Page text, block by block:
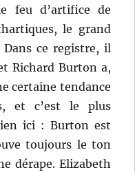
feu d’artifice de
le grand
ce registre, il
Richard Burton a,
certaine tendance
et c’est le plus
ici : Burton est
toujours le ton
dérape. Elizabeth